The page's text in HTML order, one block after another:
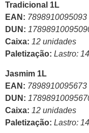
Tradicional 1L
EAN: 7898910095093
DUN:
Caixa: 12 unidades
Paletização: Lastro:
Jasmim 1L
EAN: 7898910095673
DUN:
Caixa: 12 unidades
Paletização: Lastro: